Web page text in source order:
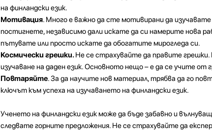
на финландски език.
Мотивация. Много е важно да сте мотивирани да
постигнете, независимо дали искате да си намерите нова
пътувате или просто искате да обогатите мирогледа си.
Космически грешки.Не се страхувайте да правите
изучаване на даден език. Основното нещо – е да се учите
Повтаряйте. За да научите нов материал, трябва да го
ключът към успеха на изучаването на финландски език.
Ученето на финландски език може да бъде забавно и
следвате горните предложения. Не се страхувайте да